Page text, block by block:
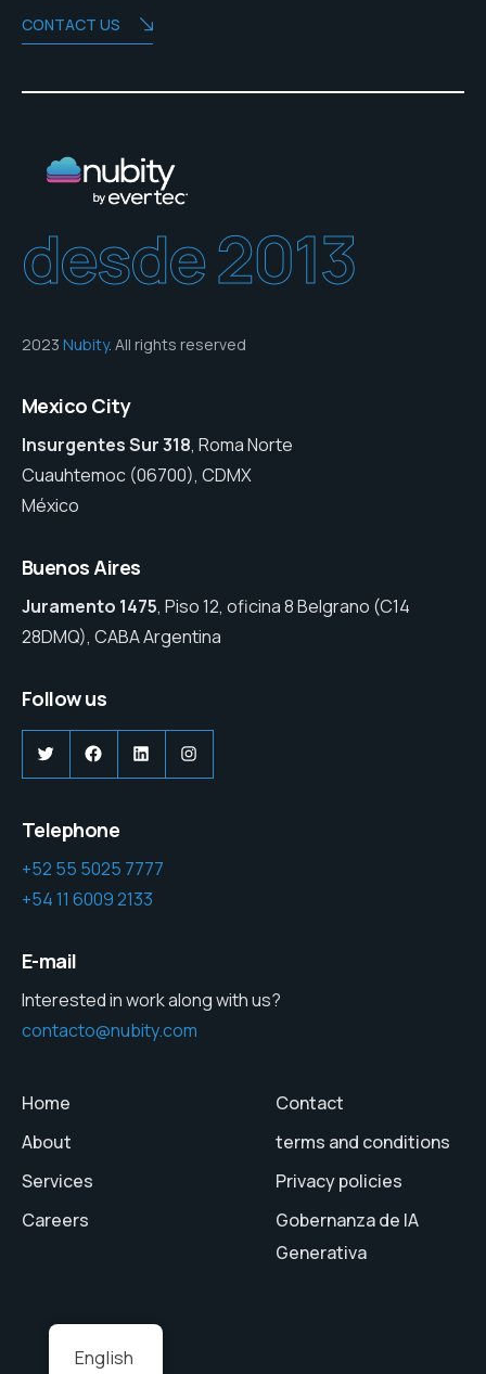
CONTACT US
desde 2013
2023 Nubity. All rights reserved
Mexico City
Insurgentes Sur 318, Roma Norte
Cuauhtemoc (06700), CDMX
México
Buenos Aires
Juramento 1475, Piso 12, oficina 8 Belgrano (C14
28DMQ), CABA Argentina
Follow us
TwitterFacebook
LinkedInInstagram
Telephone
+52 55 5025 7777
+54 11 6009 2133
E-mail
Interested in work along with us?
contacto@nubity.com
Home
About
Services
Careers
Contact
terms and conditions
Privacy policies
Gobernanza de IA
Generativa
English